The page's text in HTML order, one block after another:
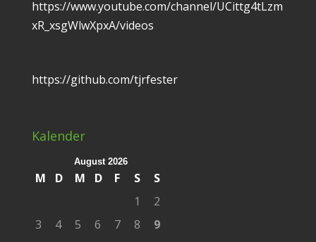
https://www.youtube.com/channel/UCittg4tLzm
xR_xsgWlwXpxA/videos
https://github.com/tjrfester
Kalender
August 2026
M D M D F S
S
1
2
3
4 5 6 7 8
9